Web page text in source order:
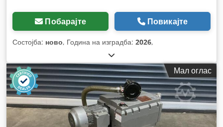
Побарајте Повикајте
Состојба: ново, Година на изградба: 2026,
Мал оглас